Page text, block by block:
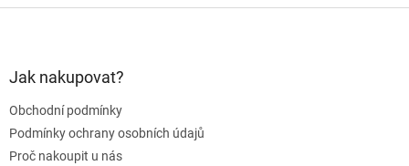
Jak nakupovat?
Obchodní podmínky
Podmínky ochrany osobních údajů
Proč nakoupit u nás